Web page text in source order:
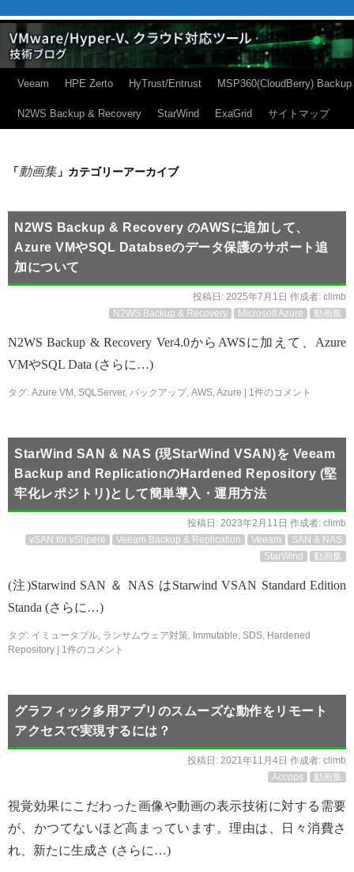
Veeam HPE Zerto HyTrust/Entrust MSP360(CloudBerry) Backup
N2WS Backup & Recovery StarWind ExaGrid サイトマップ
「動画集 」カテゴリーアーカイブ
N2WS Backup & Recovery のAWSに追加して、
Azure VMやSQL Databseのデータ保護のサポート追
加について
投稿日: 2025年7月1日 作成者: climb
N2WS Backup & Recovery
Microsoft Azure 動画集
N2WS Backup & Recovery Ver4.0からAWSに加えて、Azure
VMやSQL Data (さらに…)
タグ: Azure VM , SQLServer, バックアップ, AWS,Azure 1件のコメント
StarWind SAN & NAS (現StarWind VSAN)を Veeam
Backup and ReplicationのHardened Repository (堅
牢化レポジトリ)として簡単導入・運用方法
投稿日: 2023年2月11日 作成者: climb
vSAN for vShpere
Veeam Backup & Replication Veeam
SAN & NAS
StarWind
動画集
(注)Starwind SAN ＆ NAS はStarwind VSAN Standard Edition
Standa (さらに…)
タグ: イミュータブル, ランサムウェア対策, Immutable, SDS, Hardened
Repository
1件のコメント
グラフィック多用アプリのスムーズな動作をリモート
アクセスで実現するには？
投稿日: 2021年11月4日 作成者: climb
Accops
動画集
視覚効果にこだわった画像や動画の表示技術に対する需要
が、かつてないほど高まっています。理由は、日々消費さ
れ、新たに生成さ (さらに…)